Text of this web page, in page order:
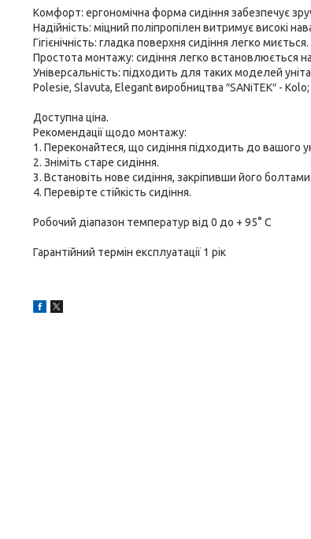
Комфорт: ергономічна форма сидіння забезпечує
Надійність: міцний поліпропілен витримує високі
Гігієнічність: гладка поверхня сидіння легко миється.
Простота монтажу: сидіння легко встановлюється
Універсальність: підходить для таких моделей
Polesіe, Slavuta, Elegant виробництва ″SANіTEK″ - Kolo;
Доступна ціна.
Рекомендації щодо монтажу:
1. Переконайтеся, що сидіння підходить до вашого
2. Зніміть старе сидіння.
3. Встановіть нове сидіння, закріпивши його болтами.
4. Перевірте стійкість сидіння.
Робочий діапазон температур від 0 до + 95° C
Гарантійний термін експлуатації 1 рік